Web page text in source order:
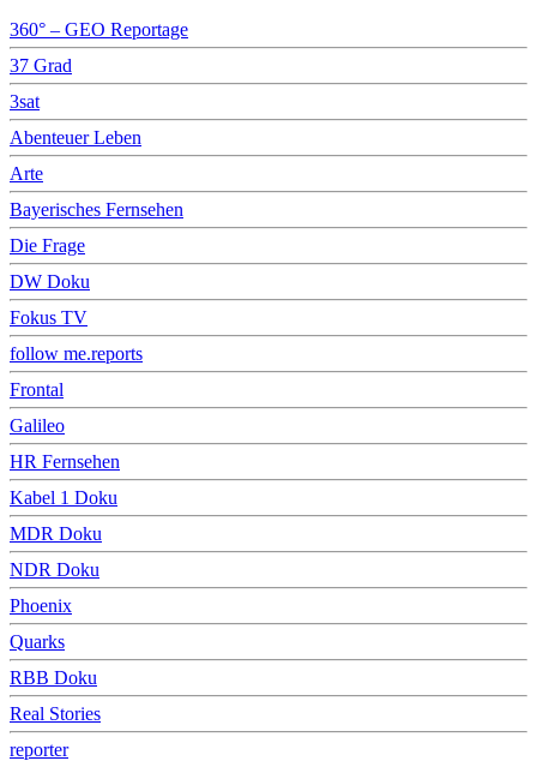
360° – GEO Reportage
37 Grad
3sat
Abenteuer Leben
Arte
Bayerisches Fernsehen
Die Frage
DW Doku
Fokus TV
follow me.reports
Frontal
Galileo
HR Fernsehen
Kabel 1 Doku
MDR Doku
NDR Doku
Phoenix
Quarks
RBB Doku
Real Stories
reporter